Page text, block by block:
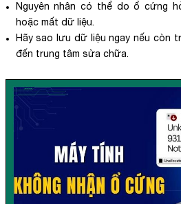
Nguyên nhân có thể do ổ cứng
hoặc mất dữ liệu.
Hãy sao lưu dữ liệu ngay nếu còn
đến trung tâm sửa chữa.